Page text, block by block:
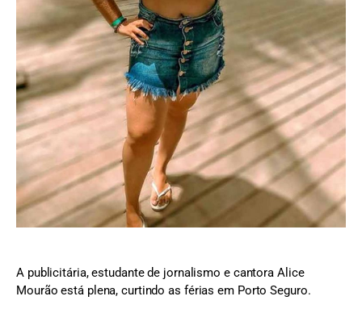
A publicitária, estudante de jornalismo e cantora Alice
Mourão está plena, curtindo as férias em Porto Seguro.